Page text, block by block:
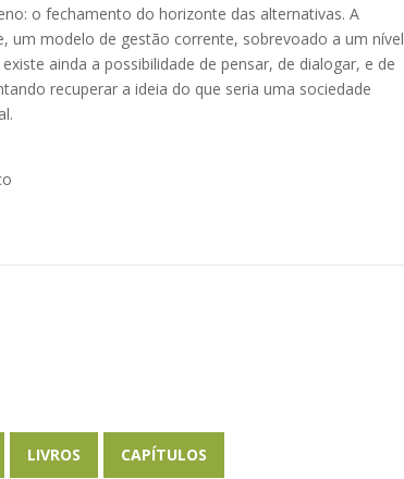
o fechamento do horizonte das alternativas. A
um modelo de gestão corrente, sobrevoado a um nível
ainda a possibilidade de pensar, de dialogar, e de
recuperar a ideia do que seria uma sociedade
LIVROS CAPÍTULOS